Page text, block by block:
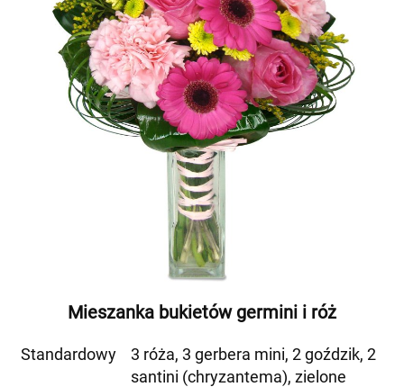
Mieszanka bukietów germini i róż
Standardowy
3 róża, 3 gerbera mini, 2 goździk, 2
santini (chryzantema), zielone